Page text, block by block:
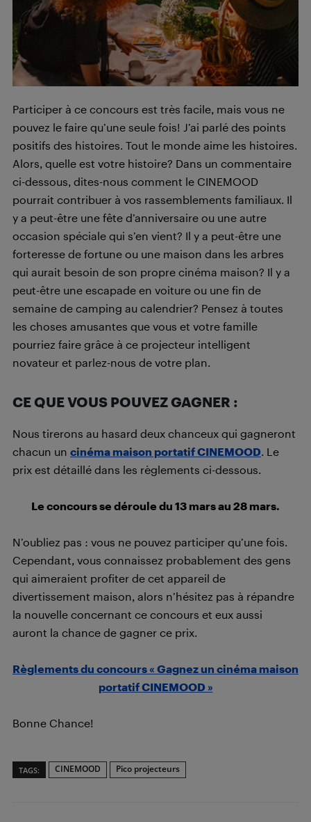
Participer à ce concours est très facile, mais vous ne
pouvez le faire qu’une seule fois! J’ai parlé des points
positifs des histoires. Tout le monde aime les histoires.
Alors, quelle est votre histoire? Dans un commentaire
ci-dessous, dites-nous comment le CINEMOOD
pourrait contribuer à vos rassemblements familiaux. Il
y a peut-être une fête d’anniversaire ou une autre
occasion spéciale qui s’en vient? Il y a peut-être une
forteresse de fortune ou une maison dans les arbres
qui aurait besoin de son propre cinéma maison? Il y a
peut-être une escapade en voiture ou une fin de
semaine de camping au calendrier? Pensez à toutes
les choses amusantes que vous et votre famille
pourriez faire grâce à ce projecteur intelligent
novateur et parlez-nous de votre plan.
CE QUE VOUS POUVEZ GAGNER :
Nous tirerons au hasard deux chanceux qui gagneront
chacun un cinéma maison portatif CINEMOOD. Le
prix est détaillé dans les règlements ci-dessous.
Le concours se déroule du 13 mars au 28 mars.
N’oubliez pas : vous ne pouvez participer qu’une fois.
Cependant, vous connaissez probablement des gens
qui aimeraient profiter de cet appareil de
divertissement maison, alors n’hésitez pas à répandre
la nouvelle concernant ce concours et eux aussi
auront la chance de gagner ce prix.
Règlements du concours « Gagnez un cinéma maison
portatif CINEMOOD »
Bonne Chance!
TAGS: CINEMOOD Pico projecteurs